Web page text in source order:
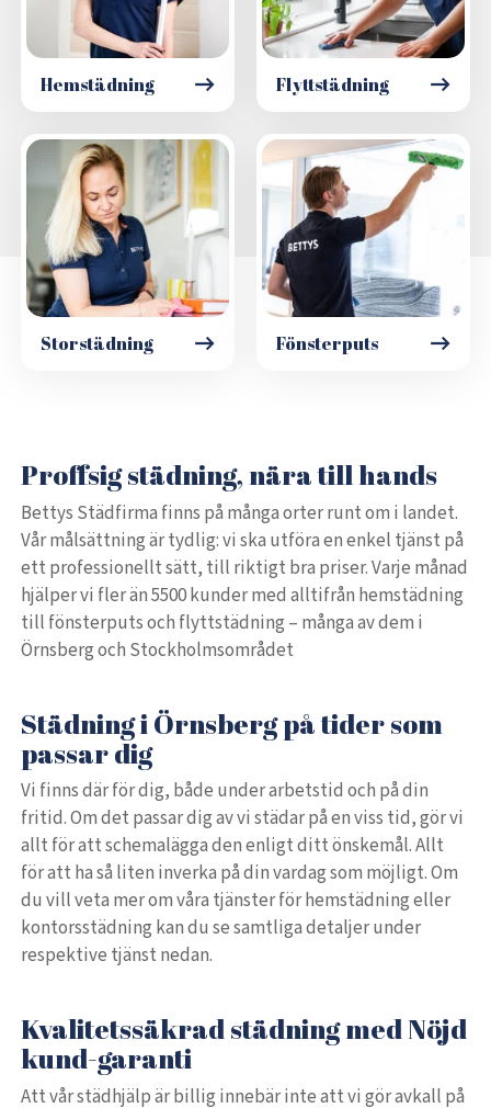
Hemstädning Flyttstädning
Storstädning Fönsterputs
Proffsig städning, nära till hands
Bettys Städfirma finns på många orter runt om i landet.
Vår målsättning är tydlig: vi ska utföra en enkel tjänst på
ett professionellt sätt, till riktigt bra priser. Varje månad
hjälper vi fler än 5500 kunder med alltifrån hemstädning
till fönsterputs och flyttstädning – många av dem i
Örnsberg och Stockholmsområdet
Städning i Örnsberg på tider som
passar dig
Vi finns där för dig, både under arbetstid och på din
fritid. Om det passar dig av vi städar på en viss tid, gör vi
allt för att schemalägga den enligt ditt önskemål. Allt
för att ha så liten inverka på din vardag som möjligt. Om
du vill veta mer om våra tjänster för hemstädning eller
kontorsstädning kan du se samtliga detaljer under
respektive tjänst nedan.
Kvalitetssäkrad städning med Nöjd
kund-garanti
Att vår städhjälp är billig innebär inte att vi gör avkall på